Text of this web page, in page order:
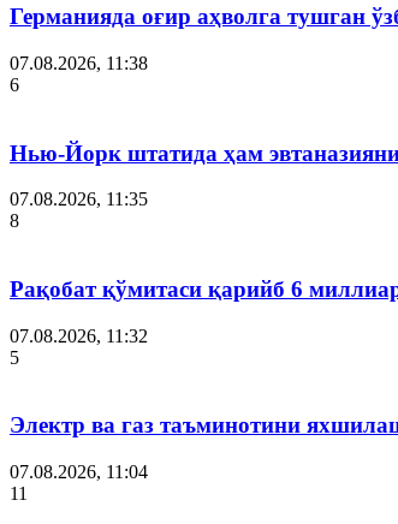
Германияда оғир аҳволга тушган
07.08.2026, 11:38
6
Нью-Йорк штатида ҳам
07.08.2026, 11:35
8
Рақобат қўмитаси қарийб 6
07.08.2026, 11:32
5
Электр ва газ таъминотини
07.08.2026, 11:04
11